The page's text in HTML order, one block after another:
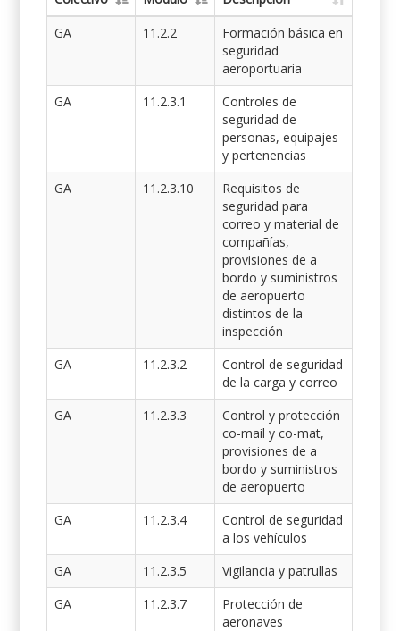
GA
11.2.2
Formación básica en
seguridad
aeroportuaria
GA
11.2.3.1
Controles de
seguridad de
personas, equipajes
y pertenencias
GA
11.2.3.10
Requisitos de
seguridad para
correo y material de
compañías,
provisiones de a
bordo y suministros
de aeropuerto
distintos de la
inspección
GA
11.2.3.2
Control de seguridad
de la carga y correo
GA
11.2.3.3
Control y protección
co-mail y co-mat,
provisiones de a
bordo y suministros
de aeropuerto
GA
11.2.3.4
Control de seguridad
a los vehículos
GA
11.2.3.5
Vigilancia y patrullas
GA
11.2.3.7
Protección de
aeronaves